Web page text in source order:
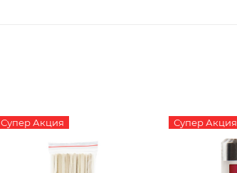
Супер Акция Супер Акция